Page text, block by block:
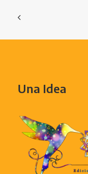
Una Idea